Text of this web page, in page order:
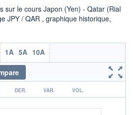
14h33
0,0231
0,0232
CLÔTURE VEILLE
0,0230
sur le cours Japon (Yen) - Qatar (Rial
JPY / QAR , graphique historique,
1A 5A 10A
DER. VAR. VOL.